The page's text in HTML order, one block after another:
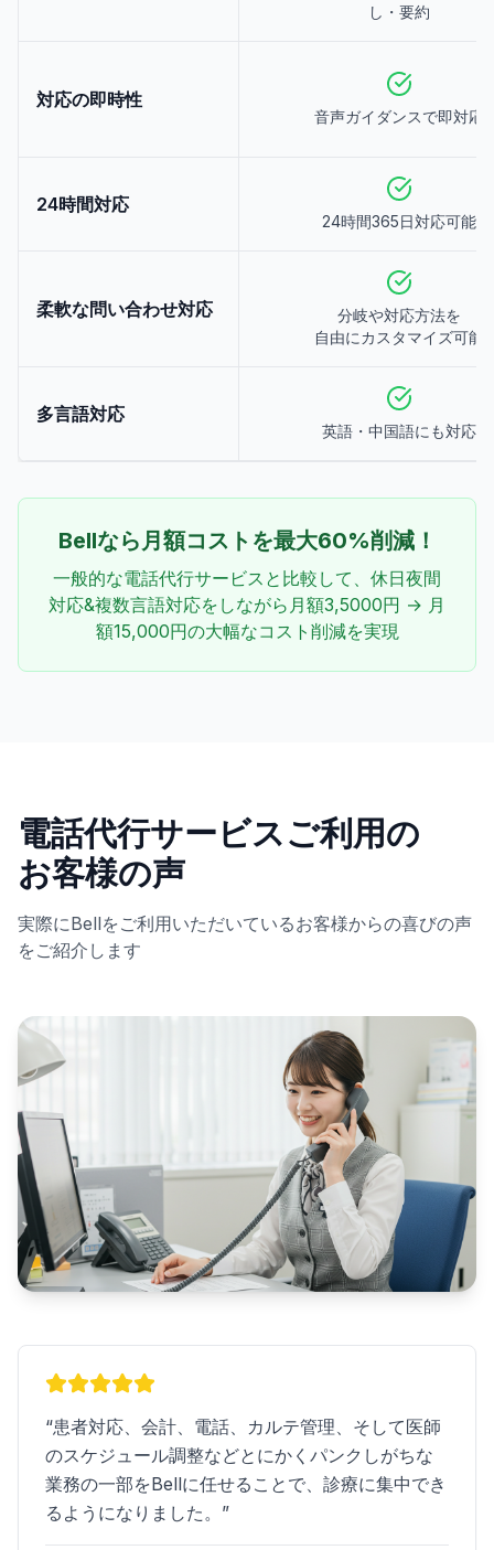
し・要約
対応の即時性
音声ガイダンスで即対応
24時間対応
24時間365日対応可能
柔軟な問い合わせ対応
分岐や対応方法を
自由にカスタマイズ可能
多言語対応
英語・中国語にも対応
Bellなら月額コストを最大60%削減！
一般的な電話代行サービスと比較して、休日夜間
対応&複数言語対応をしながら月額3,5000円 → 月
額15,000円の大幅なコスト削減を実現
電話代行サービスご利用の
お客様の声
実際にBellをご利用いただいているお客様からの喜びの声
をご紹介します
“患者対応、会計、電話、カルテ管理、そして医師
のスケジュール調整などとにかくパンクしがちな
業務の一部をBellに任せることで、診療に集中でき
るようになりました。 ”